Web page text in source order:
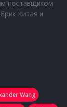
поставщиком
Китая и
Wang